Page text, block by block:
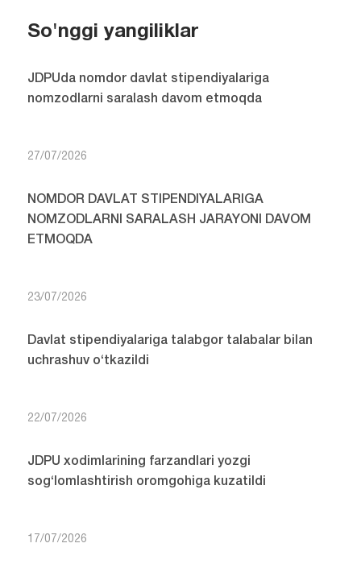
So'nggi yangiliklar
JDPUda nomdor davlat stipendiyalariga
nomzodlarni saralash davom etmoqda
27/07/2026
NOMDOR DAVLAT STIPENDIYALARIGA
NOMZODLARNI SARALASH JARAYONI DAVOM
ETMOQDA
23/07/2026
Davlat stipendiyalariga talabgor talabalar bilan
uchrashuv o‘tkazildi
22/07/2026
JDPU xodimlarining farzandlari yozgi
sog‘lomlashtirish oromgohiga kuzatildi
17/07/2026